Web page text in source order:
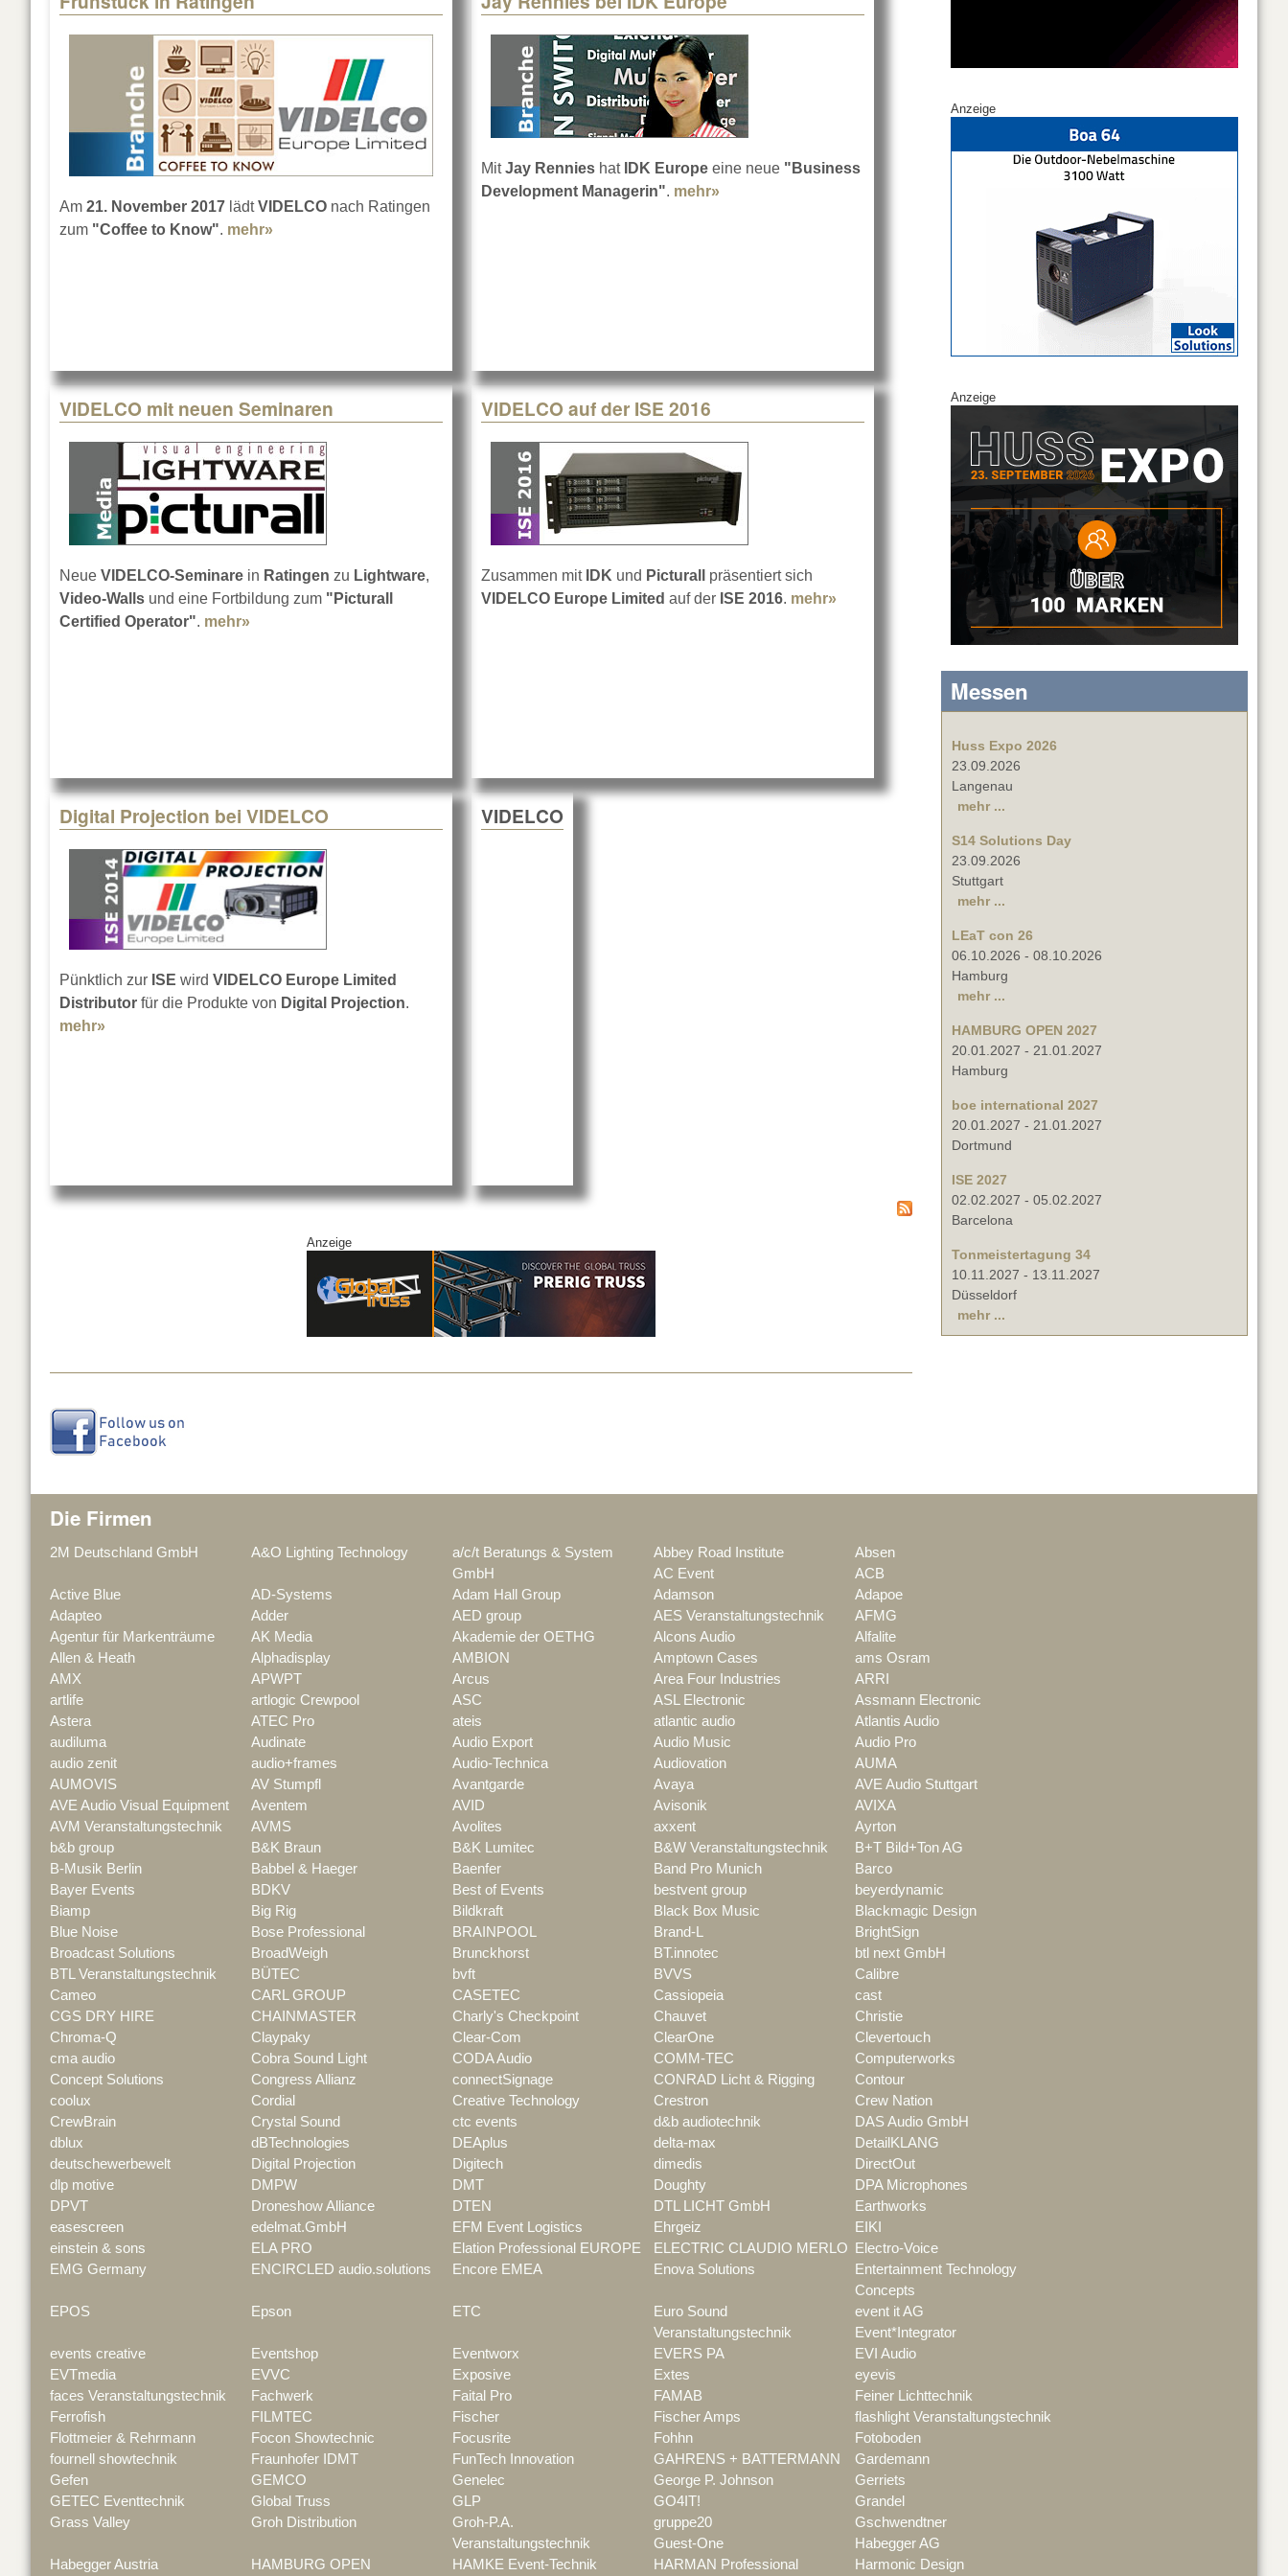
Am 21. November 2017 lädtVIDELCO nach Ratingen
zum "Coffee to Know". mehr»
MitJay Rennies hat IDK Europe eine neue "Business
Development Managerin". mehr»
VIDELCO mit neuen Seminaren
Neue VIDELCO-Seminare in Ratingen zu Lightware,
Video-Walls und eine Fortbildung zum "Picturall
Certified Operator". mehr»
VIDELCO auf der ISE 2016
Zusammen mit IDK und Picturall präsentiert sich
VIDELCO Europe Limited auf der ISE 2016. mehr» about VIDELCO auf der ISE 2016
Digital Projection bei VIDELCO
Pünktlich zur ISE wird VIDELCO Europe Limited
Distributor für die Produkte von Digital Projection.
mehr»
VIDELCO
Anzeige
Anzeige
Anzeige
Messen
Huss Expo 2026
23.09.2026
Langenau
mehr ...
S14 Solutions Day
23.09.2026
Stuttgart
mehr ...
LEaT con 26
06.10.2026 - 08.10.2026
Hamburg
mehr ...
HAMBURG OPEN 2027
20.01.2027 - 21.01.2027
Hamburg
boe international 2027
20.01.2027 - 21.01.2027
Dortmund
ISE 2027
02.02.2027 - 05.02.2027
Barcelona
Tonmeistertagung 34
10.11.2027 - 13.11.2027
Düsseldorf
mehr ...
Die Firmen
2M Deutschland GmbH A&O Lighting Technology
a/c/t Beratungs & System
GmbH
Abbey Road Institute
Absen
AC Event
ACB
Active Blue
AD-Systems Adam Hall Group Adamson
Adapoe
Adapteo
Adder AED group AES Veranstaltungstechnik
AFMG
Agentur für Markenträume
AK Media Akademie der OETHG Alcons Audio
Alfalite
Allen & Heath
Alphadisplay AMBION Amptown Cases
ams Osram
AMX
APWPT Arcus Area Four Industries
ARRI
artlife
artlogic Crewpool ASC ASL Electronic
Assmann Electronic
Astera
ATEC Pro ateis atlantic audio
Atlantis Audio
audiluma
Audinate Audio Export Audio Music
Audio Pro
audio zenit
audio+frames Audio-Technica Audiovation
AUMA
AUMOVIS
AV Stumpfl Avantgarde Avaya
AVE Audio Stuttgart
AVE Audio Visual Equipment
Aventem AVID Avisonik
AVIXA
AVM Veranstaltungstechnik
AVMS Avolites axxent
Ayrton
b&b group
B&K Braun B&K Lumitec B&W Veranstaltungstechnik
B+T Bild+Ton AG
B-Musik Berlin
Babbel & Haeger Baenfer Band Pro Munich
Barco
Bayer Events
BDKV Best of Events bestvent group
beyerdynamic
Biamp
Big Rig Bildkraft Black Box Music
Blackmagic Design
Blue Noise
Bose Professional BRAINPOOL Brand-L
BrightSign
Broadcast Solutions
BroadWeigh Brunckhorst BT.innotec
btl next GmbH
BTL Veranstaltungstechnik
BÜTEC bvft BVVS
Calibre
Cameo
CARL GROUP CASETEC Cassiopeia
cast
CGS DRY HIRE
CHAINMASTER Charly's Checkpoint Chauvet
Christie
Chroma-Q
Claypaky Clear-Com ClearOne
Clevertouch
cma audio
Cobra Sound Light CODA Audio COMM-TEC
Computerworks
Concept Solutions
Congress Allianz connectSignage CONRAD Licht & Rigging
Contour
coolux
Cordial Creative Technology Crestron
Crew Nation
CrewBrain
Crystal Sound ctc events d&b audiotechnik
DAS Audio GmbH
dblux
dBTechnologies DEAplus delta-max
DetailKLANG
deutschewerbewelt
Digital Projection Digitech dimedis
DirectOut
dlp motive
DMPW DMT Doughty
DPA Microphones
DPVT
Droneshow Alliance DTEN DTL LICHT GmbH
Earthworks
easescreen
edelmat.GmbH EFM Event Logistics Ehrgeiz
EIKI
einstein & sons
ELA PRO Elation Professional EUROPE ELECTRIC CLAUDIO MERLO
Electro-Voice
EMG Germany
ENCIRCLED audio.solutions Encore EMEA Enova Solutions
Entertainment Technology
Concepts
EPOS
Epson ETC
Euro Sound
Veranstaltungstechnik
event it AG
Event*Integrator
events creative
Eventshop Eventworx EVERS PA
EVI Audio
EVTmedia
EVVC Exposive Extes
eyevis
faces Veranstaltungstechnik
Fachwerk Faital Pro FAMAB
Feiner Lichttechnik
Ferrofish
FILMTEC Fischer Fischer Amps
flashlight Veranstaltungstechnik
Flottmeier & Rehrmann
Focon Showtechnic Focusrite Fohhn
Fotoboden
fournell showtechnik
Fraunhofer IDMT FunTech Innovation GAHRENS + BATTERMANN
Gardemann
Gefen
GEMCO Genelec George P. Johnson
Gerriets
GETEC Eventtechnik
Global Truss GLP GO4IT!
Grandel
Grass Valley
Groh Distribution
Groh-P.A.
Veranstaltungstechnik
gruppe20
Gschwendtner
Guest-One
Habegger AG
Habegger Austria
HAMBURG OPEN HAMKE Event-Technik HARMAN Professional Harmonic Design